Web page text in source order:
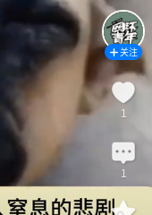
关注
1
1